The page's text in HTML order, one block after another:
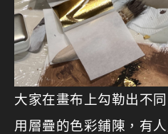
大家在畫布上勾勒出不
用層疊的色彩鋪陳，有